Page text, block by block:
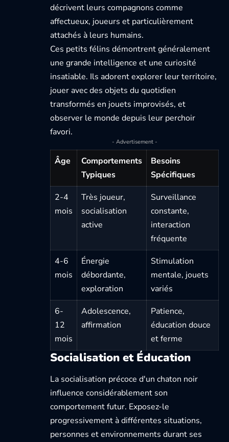
décrivent leurs compagnons comme
affectueux, joueurs et particulièrement
attachés à leurs humains.
Ces petits félins démontrent généralement
une grande intelligence et une curiosité
insatiable. Ils adorent explorer leur territoire,
jouer avec des objets du quotidien
transformés en jouets improvisés, et
observer le monde depuis leur perchoir
favori.
- Advertisement -
Âge
Comportements
Typiques
Besoins
Spécifiques
2-4
mois
Très joueur,
socialisation
active
Surveillance
constante,
interaction
fréquente
4-6
mois
Énergie
débordante,
exploration
Stimulation
mentale, jouets
variés
6-
12
mois
Adolescence,
affirmation
Patience,
éducation douce
et ferme
Socialisation et Éducation
La socialisation précoce d'un chaton noir
influence considérablement son
comportement futur. Exposez-le
progressivement à différentes situations,
personnes et environnements durant ses